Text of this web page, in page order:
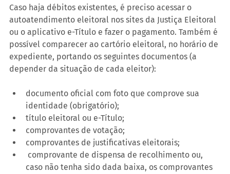
Caso haja débitos existentes, é preciso acessar o
autoatendimento eleitoral nos sites da Justiça Eleitoral
ou o aplicativo e-Título e fazer o pagamento. Também é
possível comparecer ao cartório eleitoral, no horário de
expediente, portando os seguintes documentos (a
depender da situação de cada eleitor):
documento oficial com foto que comprove sua
identidade (obrigatório);
título eleitoral ou e-Título;
comprovantes de votação;
comprovantes de justificativas eleitorais;
caso não tenha sido dada baixa, os comprovantes